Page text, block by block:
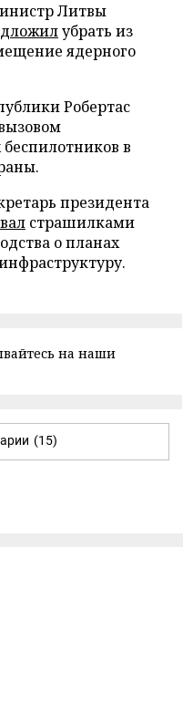
Литвы
убрать из
ядерного
Робертас
в
президента
страшилками
о планах
на наши
(15)